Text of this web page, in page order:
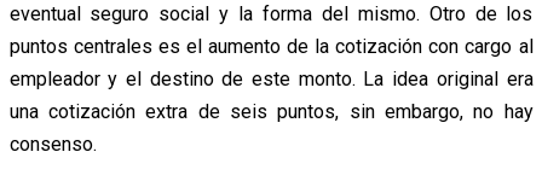
eventual seguro social y la forma del mismo. Otro de los
puntos centrales es el aumento de la cotización con cargo al
empleador y el destino de este monto. La idea original era
una cotización extra de seis puntos, sin embargo, no hay
consenso.